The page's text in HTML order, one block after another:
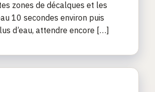
zones de décalques et les
10 secondes environ puis
d’eau, attendre encore […]